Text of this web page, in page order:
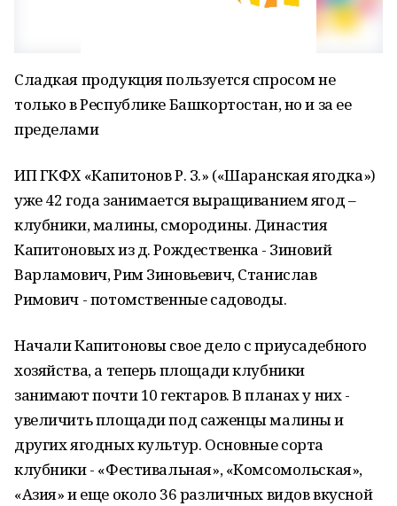
Сладкая продукция пользуется спросом не
только в Республике Башкортостан, но и за ее
пределами
ИП ГКФХ «Капитонов Р. З.» («Шаранская ягодка»)
уже 42 года занимается выращиванием ягод –
клубники, малины, смородины. Династия
Капитоновых из д. Рождественка - Зиновий
Варламович, Рим Зиновьевич, Станислав
Римович - потомственные садоводы.
Начали Капитоновы свое дело с приусадебного
хозяйства, а теперь площади клубники
занимают почти 10 гектаров. В планах у них -
увеличить площади под саженцы малины и
других ягодных культур. Основные сорта
клубники - «Фестивальная», «Комсомольская»,
«Азия» и еще около 36 различных видов вкусной